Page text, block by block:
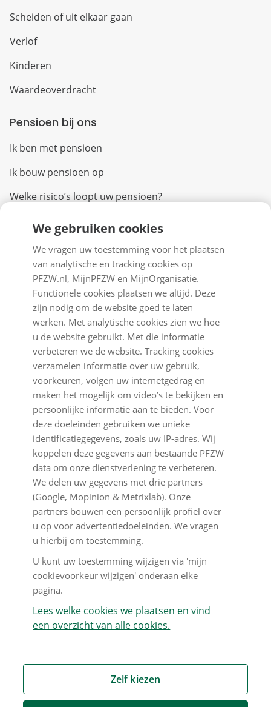
Scheiden of uit elkaar gaan
Verlof
Kinderen
Waardeoverdracht
Pensioen bij ons
Ik ben met pensioen
Ik bouw pensioen op
Welke risico’s loopt uw pensioen?
Over PFZW
Wij zijn PFZW
Beleggen voor een goed pensioen
Nieuwe regels voor pensioen
Zo staan we ervoor
Nieuws
Voor de pers
PFZW Dichtbij
Werken bij PFZW
Responsible disclosure
Digitale toegankelijkheid
Goed Bezig
Klantenservice
Contact
Veelgestelde vragen
Klachtenregeling
Nieuwsbrief
We gebruiken cookies
We vragen uw toestemming voor het plaatsen
van analytische en tracking cookies op
PFZW.nl, MijnPFZW en MijnOrganisatie.
Functionele cookies plaatsen we altijd. Deze
zijn nodig om de website goed te laten
werken. Met analytische cookies zien we hoe
u de website gebruikt. Met die informatie
verbeteren we de website. Tracking cookies
verzamelen informatie over uw gebruik,
voorkeuren, volgen uw internetgedrag en
maken het mogelijk om video’s te bekijken en
persoonlijke informatie aan te bieden. Voor
deze doeleinden gebruiken we unieke
identificatiegegevens, zoals uw IP-adres. Wij
koppelen deze gegevens aan bestaande PFZW
data om onze dienstverlening te verbeteren.
We delen uw gegevens met drie partners
(Google, Mopinion & Metrixlab). Onze
partners bouwen een persoonlijk profiel over
u op voor advertentiedoeleinden. We vragen
u hierbij om toestemming.
U kunt uw toestemming wijzigen via 'mijn
cookievoorkeur wijzigen' onderaan elke
pagina.
Lees welke cookies we plaatsen en vind
een overzicht van alle cookies.
Zelf kiezen